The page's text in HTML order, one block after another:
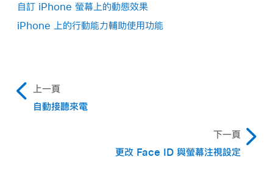
自訂 iPhone 螢幕上的動態效果
iPhone 上的行動能力輔助使用功能
上一頁
自動接聽來電
下一頁
更改 Face ID 與螢幕注視設定